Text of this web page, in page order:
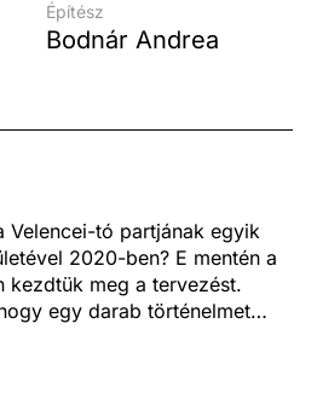
Építész
Bodnár Andrea
Velencei-tó partjának egyik
2020-ben? E mentén a
kezdtük meg a tervezést.
egy darab történelmet
és az épületre fókuszáló